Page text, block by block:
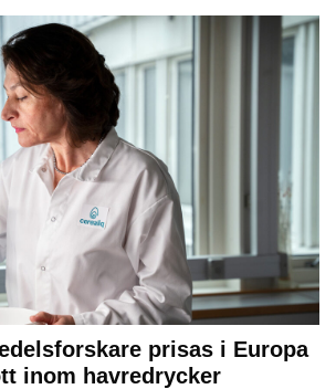
prisas i Europa
inom havredrycker